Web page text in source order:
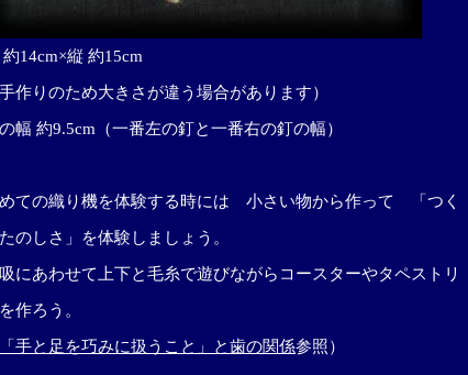
約14cm×縦 約15cm
手作りのため大きさが違う場合があります）
幅 約9.5cm（一番左の釘と一番右の釘の幅）
ての織り機を体験する時には 小さい物から作って 「つく
のしさ」を体験しましょう。
にあわせて上下と毛糸で遊びながらコースターやタペストリ
作ろう。
「手と足を巧みに扱うこと」と歯の関係参照）